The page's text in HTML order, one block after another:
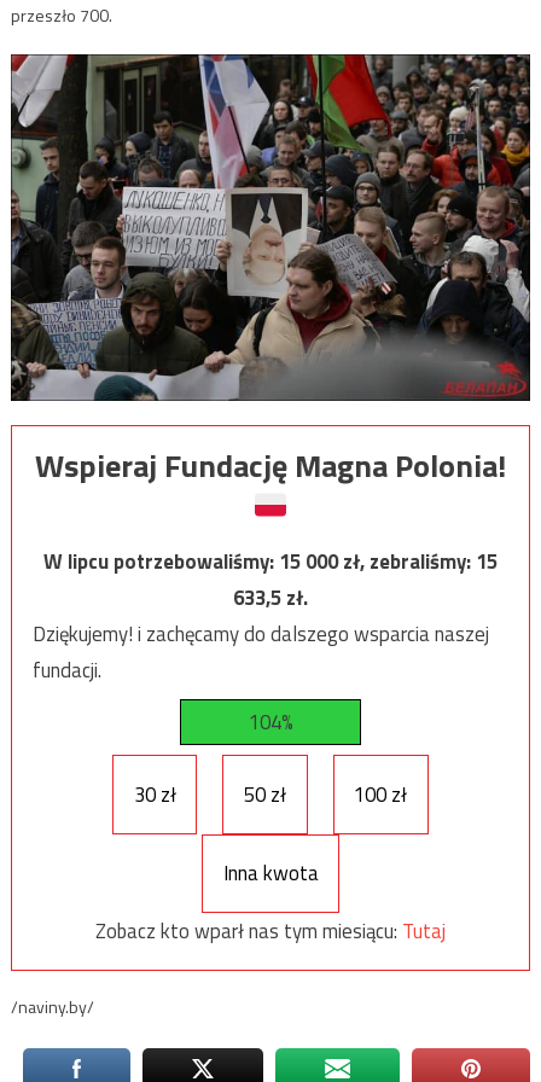
przeszło 700.
Wspieraj Fundację Magna Polonia!
W lipcu potrzebowaliśmy:15 000zł, zebraliśmy:15
633,5zł.
Dziękujemy! i zachęcamy do dalszego wsparcia naszej
fundacji.
104%
30 zł 50 zł 100 zł
Inna kwota
Zobacz kto wparł nas tym miesiącu: Tutaj
/naviny.by/